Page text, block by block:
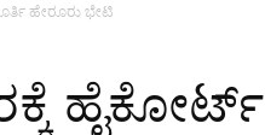
ಹೇರೂರು ಭೇಟಿ
ಹೈಕೋರ್ಟ್